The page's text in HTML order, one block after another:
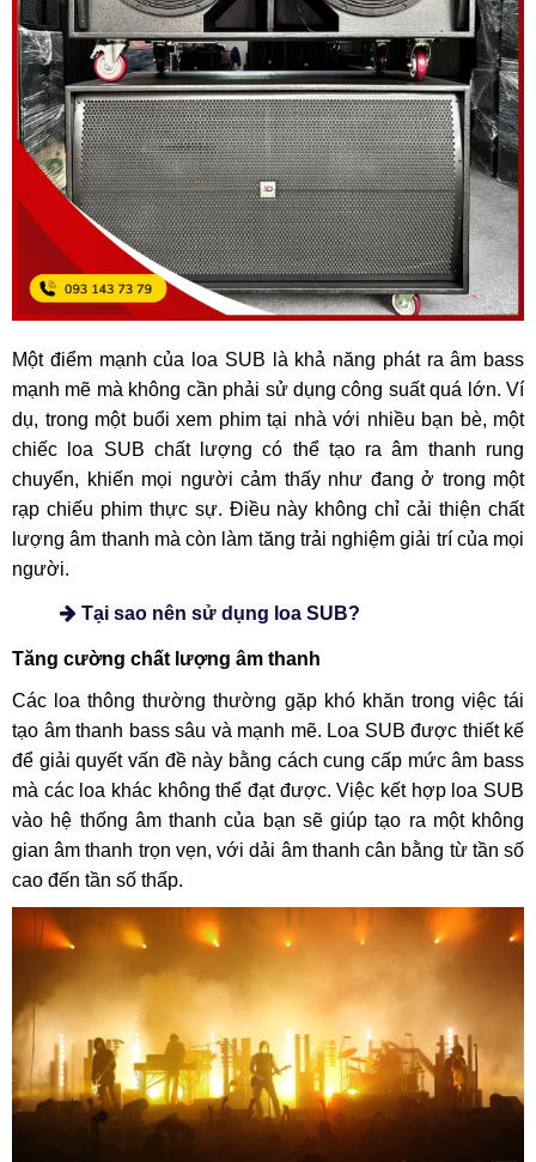
Một điểm mạnh của loa SUB là khả năng phát ra âm bass
mạnh mẽ mà không cần phải sử dụng công suất quá lớn. Ví
dụ, trong một buổi xem phim tại nhà với nhiều bạn bè, một
chiếc loa SUB chất lượng có thể tạo ra âm thanh rung
chuyển, khiến mọi người cảm thấy như đang ở trong một
rạp chiếu phim thực sự. Điều này không chỉ cải thiện chất
lượng âm thanh mà còn làm tăng trải nghiệm giải trí của mọi
người.
Tại sao nên sử dụng loa SUB?
Tăng cường chất lượng âm thanh
Các loa thông thường thường gặp khó khăn trong việc tái
tạo âm thanh bass sâu và mạnh mẽ. Loa SUB được thiết kế
để giải quyết vấn đề này bằng cách cung cấp mức âm bass
mà các loa khác không thể đạt được. Việc kết hợp loa SUB
vào hệ thống âm thanh của bạn sẽ giúp tạo ra một không
gian âm thanh trọn vẹn, với dải âm thanh cân bằng từ tần số
cao đến tần số thấp.